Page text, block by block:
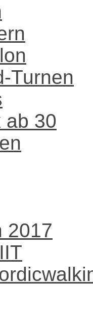
Turnen
ab 30
2017